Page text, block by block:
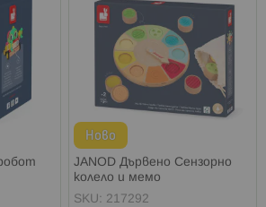
Ново
JANOD Дървено Сензорно
колело и мемо
SKU: 217292